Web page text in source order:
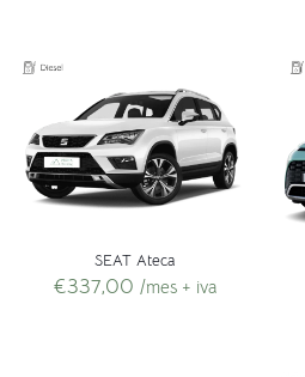
SEAT Ateca
€337,00 /mes + iva